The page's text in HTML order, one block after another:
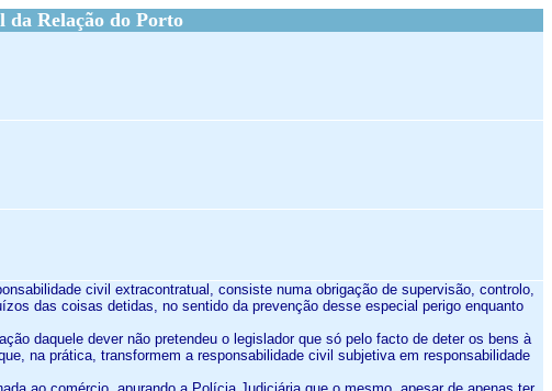
Relação do Porto
civil extracontratual, consiste numa obrigação de supervisão, controlo,
das coisas detidas, no sentido da prevenção desse especial perigo enquanto
daquele dever não pretendeu o legislador que só pelo facto de deter os bens à
na prática, transformem a responsabilidade civil subjetiva em responsabilidade